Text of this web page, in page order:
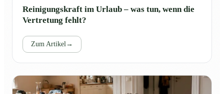
Reinigungskraft im Urlaub – was tun, wenn die
Vertretung fehlt?
Zum Artikel→